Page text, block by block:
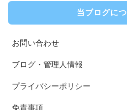
当ブログに
お問い合わせ
ブログ・管理人情報
プライバシーポリシー
免責事項